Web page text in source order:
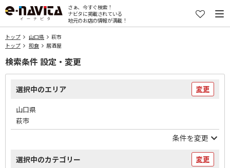
さぁ、今すぐ検索！
ナビタに掲載されている
地元のお店の情報が満載！
トップ 山口県
萩市
トップ
和食 居酒屋
検索条件 設定・変更
選択中のエリア 変更
山口県
萩市
条件を変更
選択中のカテゴリー 変更